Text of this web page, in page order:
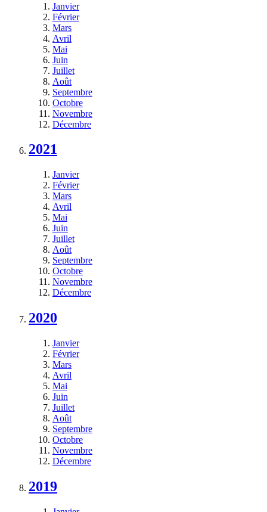
Janvier
Février
Mars
Avril
Mai
Juin
Juillet
Août
Septembre
Octobre
Novembre
Décembre
2021
Janvier
Février
Mars
Avril
Mai
Juin
Juillet
Août
Septembre
Octobre
Novembre
Décembre
2020
Janvier
Février
Mars
Avril
Mai
Juin
Juillet
Août
Septembre
Octobre
Novembre
Décembre
2019